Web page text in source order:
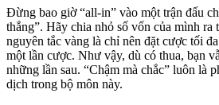
Đừng bao giờ “all-in” vào một trận đấu
thắng”. Hãy chia nhỏ số vốn của mình ra
nguyên tắc vàng là chỉ nên đặt cược tối
một lần cược. Như vậy, dù có thua, bạn
những lần sau. “Chậm mà chắc” luôn là
dịch trong bộ môn này.